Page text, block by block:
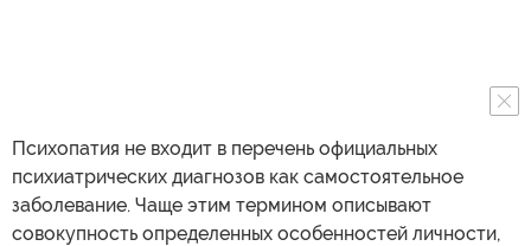
Психопатия не входит в перечень официальных
психиатрических диагнозов как самостоятельное
заболевание. Чаще этим термином описывают
совокупность определенных особенностей личности,